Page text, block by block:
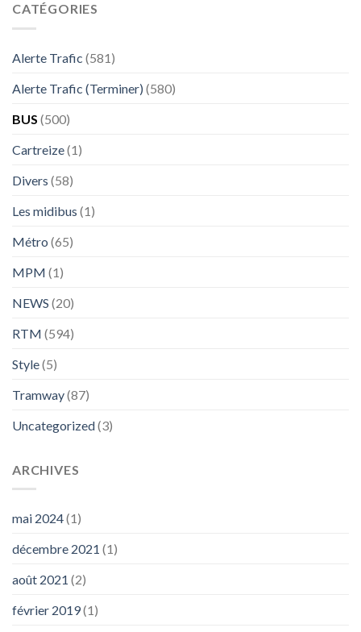
CATÉGORIES
Alerte Trafic (581)
Alerte Trafic (Terminer) (580)
BUS (500)
Cartreize(1)
Divers (58)
Les midibus (1)
Métro (65)
MPM (1)
NEWS (20)
RTM (594)
Style(5)
Tramway(87)
Uncategorized(3)
ARCHIVES
mai 2024(1)
décembre 2021 (1)
août 2021 (2)
février 2019(1)